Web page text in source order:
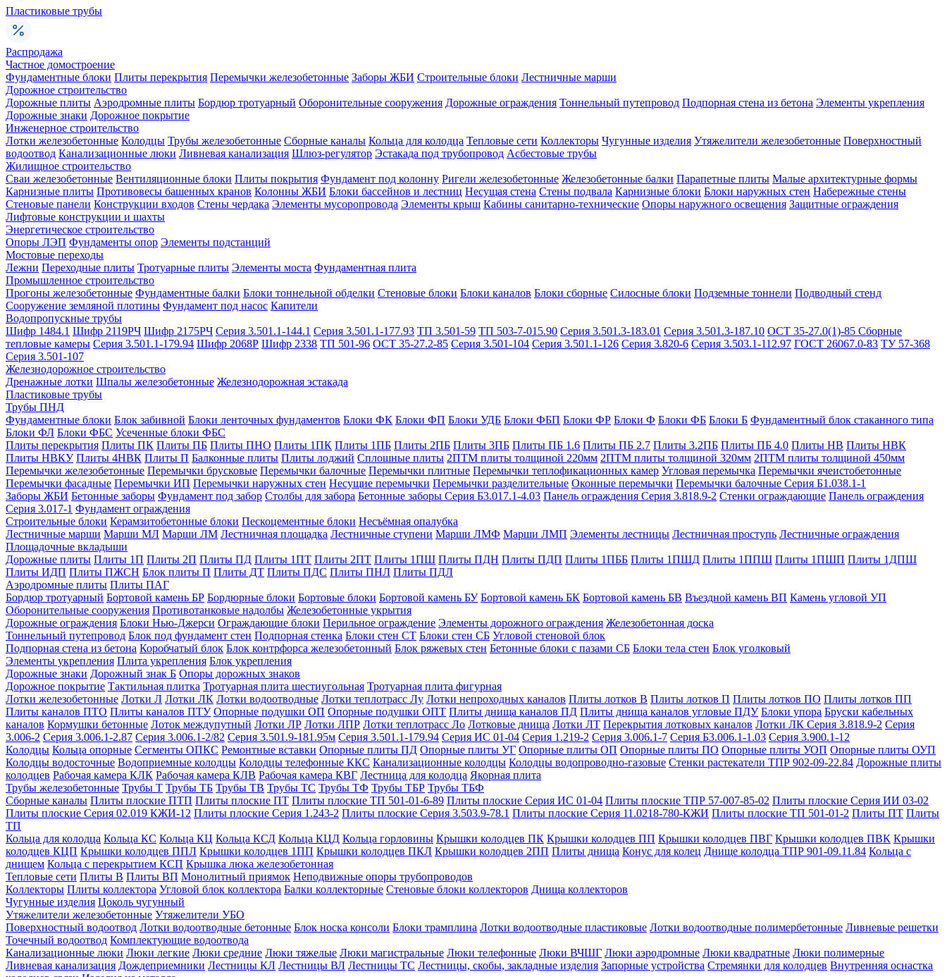
Пластиковые трубы
Распродажа
Частное домостроение
Фундаментные блоки Плиты перекрытия Перемычки железобетонные Заборы ЖБИ Строительные блоки Лестничные марши
Дорожное строительство
Дорожные плиты Аэродромные плиты Бордюр тротуарный Оборонительные сооружения Дорожные ограждения Тоннельный путепровод Подпорная стена из бетона Элементы укрепления
Дорожные знаки Дорожное покрытие
Инженерное строительство
Лотки железобетонные Колодцы Трубы железобетонные Сборные каналы Кольца для колодца Тепловые сети Коллекторы Чугунные изделия Утяжелители железобетонные Поверхностный
водоотвод Канализационные люки Ливневая канализация Шлюз-регулятор Эстакада под трубопровод Асбестовые трубы
Жилищное строительство
Сваи железобетонные Вентиляционные блоки Плиты покрытия Фундамент под колонну Ригели железобетонные Железобетонные балки Парапетные плиты Малые архитектурные формы
Карнизные плиты Противовесы башенных кранов Колонны ЖБИ Блоки бассейнов и лестниц Несущая стена Стены подвала Карнизные блоки Блоки наружных стен Набережные стены
Стеновые панели Конструкции входов Стены чердака Элементы мусоропровода Элементы крыш Кабины санитарно-технические Опоры наружного освещения Защитные ограждения
Лифтовые конструкции и шахты
Энергетическое строительство
Опоры ЛЭП Фундаменты опор Элементы подстанций
Мостовые переходы
Лежни Переходные плиты Тротуарные плиты Элементы моста Фундаментная плита
Промышленное строительство
Прогоны железобетонные Фундаментные балки Блоки тоннельной обделки Стеновые блоки Блоки каналов Блоки сборные Силосные блоки Подземные тоннели Подводный стенд
Сооружение земляной плотины Фундамент под насос Капители
Водопропускные трубы
Шифр 1484.1 Шифр 2119РЧ Шифр 2175РЧ Серия 3.501.1-144.1 Серия 3.501.1-177.93 ТП 3.501-59 ТП 503-7-015.90 Серия 3.501.3-183.01 Серия 3.501.3-187.10 ОСТ 35-27.0(1)-85 Сборные
тепловые камеры Серия 3.501.1-179.94 Шифр 2068Р Шифр 2338 ТП 501-96 ОСТ 35-27.2-85 Серия 3.501-104 Серия 3.501.1-126 Серия 3.820-6 Серия 3.503.1-112.97 ГОСТ 26067.0-83 ТУ 57-368
Серия 3.501-107
Железнодорожное строительство
Дренажные лотки Шпалы железобетонные Железнодорожная эстакада
Пластиковые трубы
Трубы ПНД
Фундаментные блоки Блок забивной Блоки ленточных фундаментов Блоки ФК Блоки ФП Блоки УДБ Блоки ФБП Блоки ФР Блоки Ф Блоки ФБ Блоки Б Фундаментный блок стаканного типа
Блоки ФЛ Блоки ФБС Усеченные блоки ФБС
Плиты перекрытия Плиты ПК Плиты ПБ Плиты ПНО Плиты 1ПК Плиты 1ПБ Плиты 2ПБ Плиты 3ПБ Плиты ПБ 1.6 Плиты ПБ 2.7 Плиты 3.2ПБ Плиты ПБ 4.0 Плиты НВ Плиты НВК
Плиты НВКУ Плиты 4НВК Плиты П Балконные плиты Плиты лоджий Сплошные плиты 2ПТМ плиты толщиной 220мм 2ПТМ плиты толщиной 320мм 2ПТМ плиты толщиной 450мм
Перемычки железобетонные Перемычки брусковые Перемычки балочные Перемычки плитные Перемычки теплофикационных камер Угловая перемычка Перемычки ячеистобетонные
Перемычки фасадные Перемычки ИП Перемычки наружных стен Несущие перемычки Перемычки разделительные Оконные перемычки Перемычки балочные Серия Б1.038.1-1
Заборы ЖБИ Бетонные заборы Фундамент под забор Столбы для забора Бетонные заборы Серия Б3.017.1-4.03 Панель ограждения Серия 3.818.9-2 Стенки ограждающие Панель ограждения
Серия 3.017-1 Фундамент ограждения
Строительные блоки Керамзитобетонные блоки Пескоцементные блоки Несъёмная опалубка
Лестничные марши Марши МЛ Марши ЛМ Лестничная площадка Лестничные ступени Марши ЛМФ Марши ЛМП Элементы лестницы Лестничная проступь Лестничные ограждения
Площадочные вкладыши
Дорожные плиты Плиты 1П Плиты 2П Плиты ПД Плиты 1ПТ Плиты 2ПТ Плиты 1ПШ Плиты ПДН Плиты ПДП Плиты 1ПББ Плиты 1ПШД Плиты 1ППШ Плиты 1ПШП Плиты 1ДПШ
Плиты ИДП Плиты ПЖСН Блок плиты П Плиты ДТ Плиты ПДС Плиты ПНЛ Плиты ПДЛ
Аэродромные плиты Плиты ПАГ
Бордюр тротуарный Бортовой камень БР Бордюрные блоки Бортовые блоки Бортовой камень БУ Бортовой камень БК Бортовой камень БВ Въездной камень ВП Камень угловой УП
Оборонительные сооружения Противотанковые надолбы Железобетонные укрытия
Дорожные ограждения Блоки Нью-Джерси Ограждающие блоки Перильное ограждение Элементы дорожного ограждения Железобетонная доска
Тоннельный путепровод Блок под фундамент стен Подпорная стенка Блоки стен СТ Блоки стен СБ Угловой стеновой блок
Подпорная стена из бетона Коробчатый блок Блок контрфорса железобетонный Блок ряжевых стен Бетонные блоки с пазами СБ Блоки тела стен Блок уголковый
Элементы укрепления Плита укрепления Блок укрепления
Дорожные знаки Дорожный знак Б Опоры дорожных знаков
Дорожное покрытие Тактильная плитка Тротуарная плита шестиугольная Тротуарная плита фигурная
Лотки железобетонные Лотки Л Лотки ЛК Лотки водоотводные Лотки теплотрасс Лу Лотки непроходных каналов Плиты лотков В Плиты лотков П Плиты лотков ПО Плиты лотков ПП
Плиты каналов ПТО Плиты каналов ПТУ Опорные подушки ОП Опорные подушки ОПТ Плиты днища каналов ПД Плиты днища каналов угловые ПДУ Блоки упора Бруски кабельных
каналов Кормушки бетонные Лоток междупутный Лотки ЛР Лотки ЛПР Лотки теплотрасс Ло Лотковые днища Лотки ЛТ Перекрытия лотковых каналов Лотки ЛК Серия 3.818.9-2 Серия
3.006-2 Серия 3.006.1-2.87 Серия 3.006.1-2/82 Серия 3.501.9-181.95м Серия 3.501.1-179.94 Серия ИС 01-04 Серия 1.219-2 Серия 3.006.1-7 Серия Б3.006.1-1.03 Серия 3.900.1-12
Колодцы Кольца опорные Сегменты ОПКС Ремонтные вставки Опорные плиты ПД Опорные плиты УГ Опорные плиты ОП Опорные плиты ПО Опорные плиты УОП Опорные плиты ОУП
Колодцы водосточные Водоприемные колодцы Колодцы телефонные ККС Канализационные колодцы Колодцы водопроводно-газовые Стенки растекатели ТПР 902-09-22.84 Дорожные плиты
колодцев Рабочая камера КЛК Рабочая камера КЛВ Рабочая камера КВГ Лестница для колодца Якорная плита
Трубы железобетонные Трубы Т Трубы ТБ Трубы ТВ Трубы ТС Трубы ТФ Трубы ТБР Трубы ТБФ
Сборные каналы Плиты плоские ПТП Плиты плоские ПТ Плиты плоские ТП 501-01-6-89 Плиты плоские Серия ИС 01-04 Плиты плоские ТПР 57-007-85-02 Плиты плоские Серия ИИ 03-02
Плиты плоские Серия 02.019 КЖИ-12 Плиты плоские Серия 1.243-2 Плиты плоские Серия 3.503.9-78.1 Плиты плоские Серия 11.0218-780-КЖИ Плиты плоские ТП 501-01-2 Плиты ПТ Плиты
ТП
Кольца для колодца Кольца КС Кольца КЦ Кольца КСД Кольца КЦД Кольца горловины Крышки колодцев ПК Крышки колодцев ПП Крышки колодцев ПВГ Крышки колодцев ПВК Крышки
колодцев КЦП Крышки колодцев ППЛ Крышки колодцев 1ПП Крышки колодцев ПКЛ Крышки колодцев 2ПП Плиты днища Конус для колец Днище колодца ТПР 901-09.11.84 Кольца с
днищем Кольца с перекрытием КСП Крышка люка железобетонная
Тепловые сети Плиты В Плиты ВП Монолитный приямок Неподвижные опоры трубопроводов
Коллекторы Плиты коллектора Угловой блок коллектора Балки коллекторные Стеновые блоки коллекторов Днища коллекторов
Чугунные изделия Цоколь чугунный
Утяжелители железобетонные Утяжелители УБО
Поверхностный водоотвод Лотки водоотводные бетонные Блок носка консоли Блоки трамплина Лотки водоотводные пластиковые Лотки водоотводные полимербетонные Ливневые решетки
Точечный водоотвод Комплектующие водоотвода
Канализационные люки Люки легкие Люки средние Люки тяжелые Люки магистральные Люки телефонные Люки ВЧШГ Люки аэродромные Люки квадратные Люки полимерные
Ливневая канализация Дождеприемники Лестницы КЛ Лестницы ВЛ Лестницы ТС Лестницы, скобы, закладные изделия Запорные устройства Стремянки для колодцев Внутренняя оснастка